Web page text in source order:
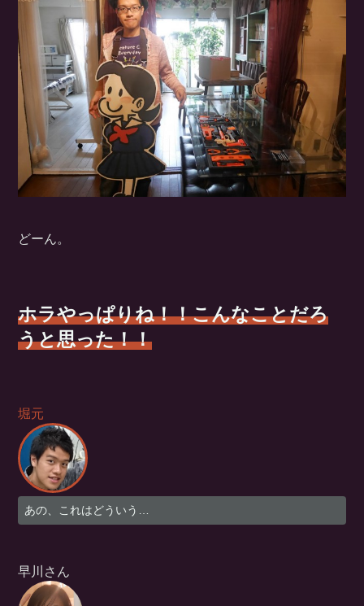
どーん。
ホラやっぱりね！！こんなことだろ
うと思った！！
堀元
あの、これはどういう…
早川さん